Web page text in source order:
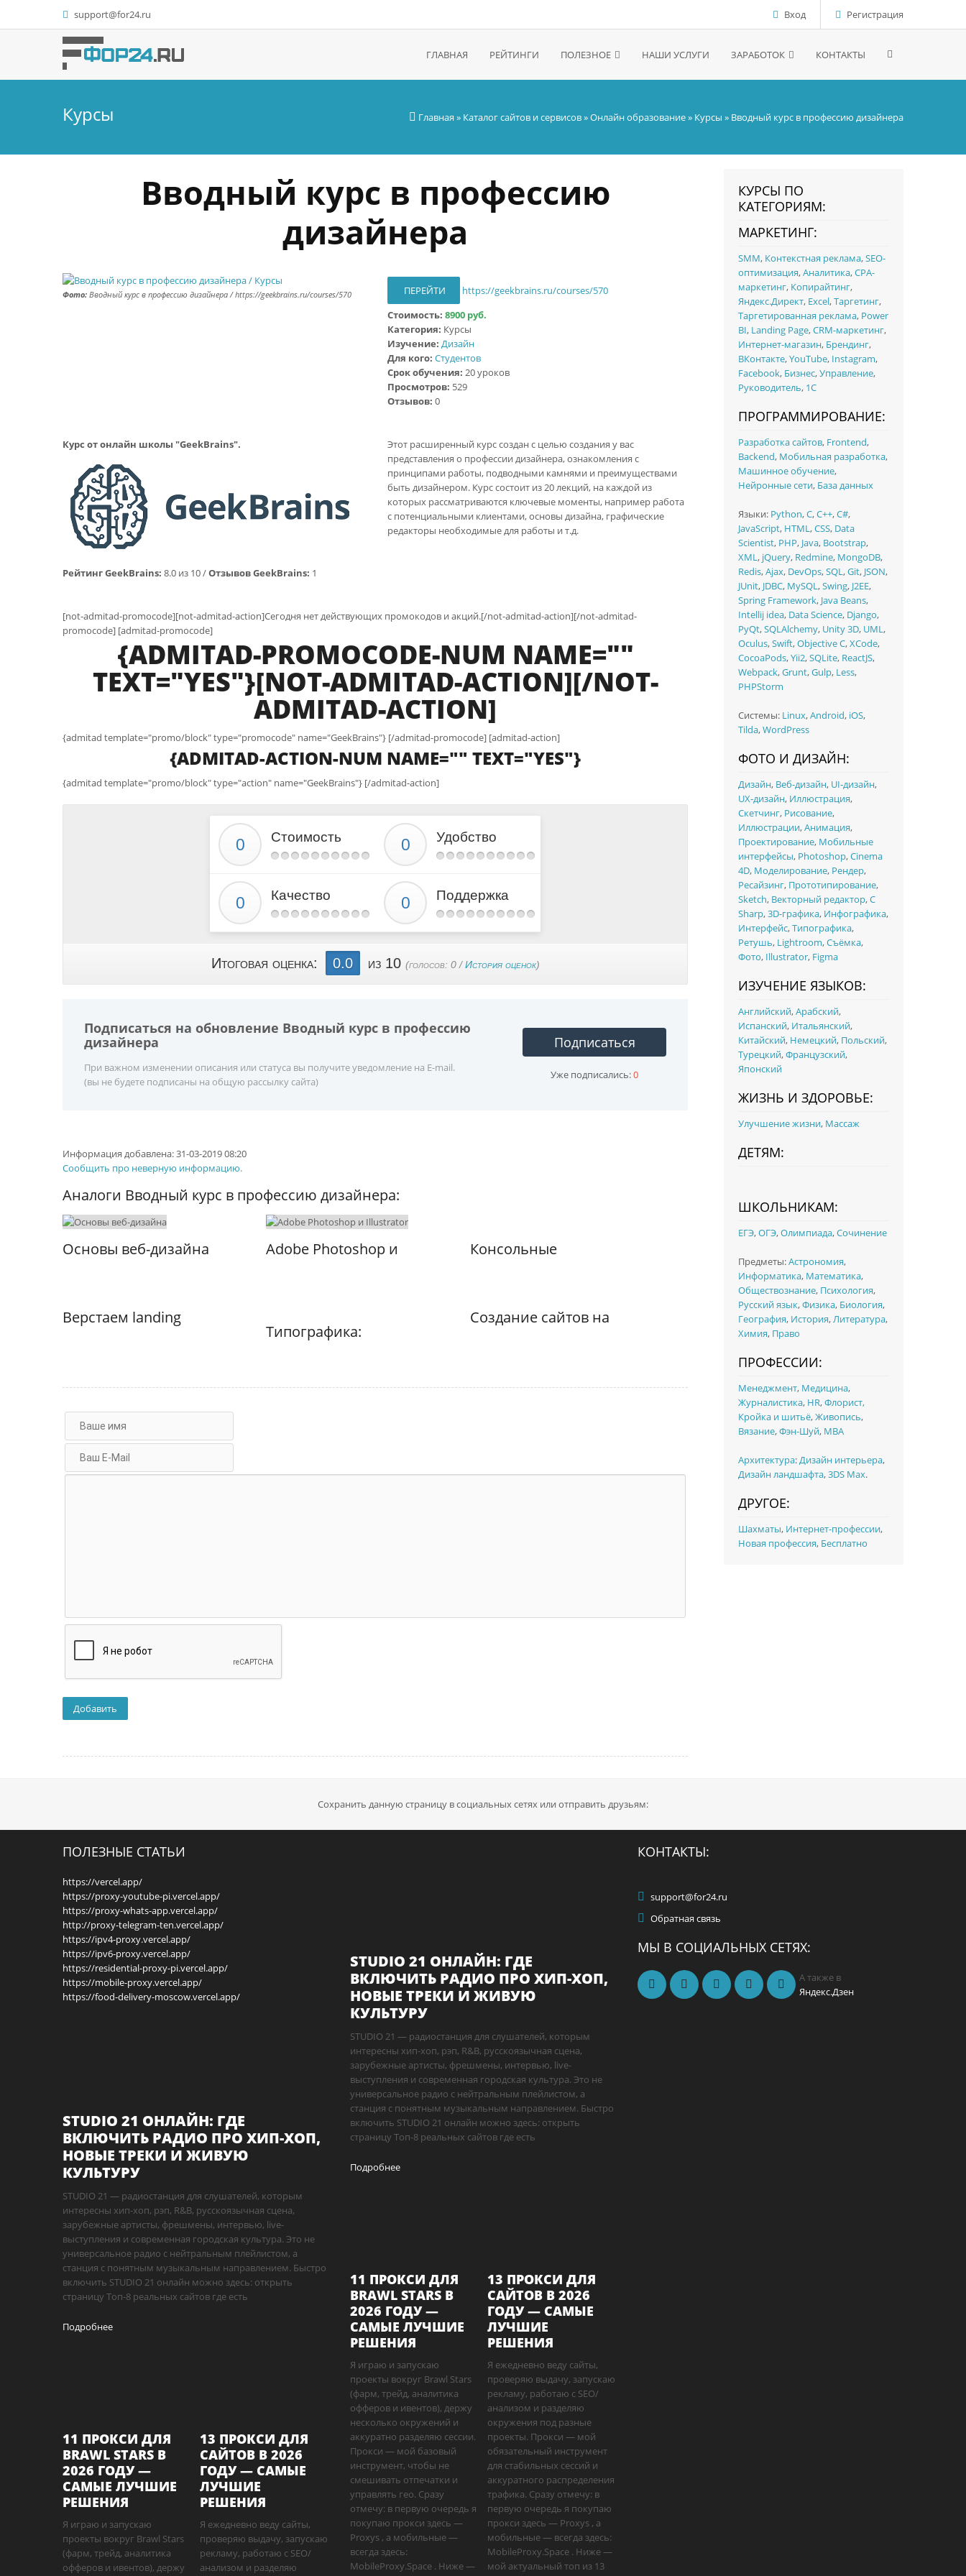
support@for24.ru Вход Регистрация
ГЛАВНАЯ РЕЙТИНГИ ПОЛЕЗНОЕ НАШИ УСЛУГИ ЗАРАБОТОК КОНТАКТЫ
Курсы Главная » Каталог сайтов и сервисов»Онлайн образование» Курсы » Вводный курс в профессию дизайнера
Вводный курс в профессию
дизайнера
Фото: Вводный курс в профессию дизайнера / https://geekbrains.ru/courses/570 ПЕРЕЙТИ
https://geekbrains.ru/courses/570
Стоимость: 8900 руб.
Категория: Курсы
Изучение: Дизайн
Для кого: Студентов
Срок обучения: 20 уроков
Просмотров: 529
Отзывов: 0
Курс от онлайн школы "GeekBrains".
Рейтинг GeekBrains: 8.0 из 10 /Отзывов GeekBrains: 1
Этот расширенный курс создан с целью создания у вас
представления о профессии дизайнера, ознакомления с
принципами работы, подводными камнями и преимуществами
быть дизайнером. Курс состоит из 20 лекций, на каждой из
которых рассматриваются ключевые моменты, например работа
с потенциальными клиентами, основы дизайна, графические
редакторы необходимые для работы и т.д.
[not-admitad-promocode][not-admitad-action]Сегодня нет действующих промокодов и акций.[/not-admitad-action][/not-admitad-
promocode] [admitad-promocode]
{ADMITAD-PROMOCODE-NUM NAME=""
TEXT="YES"}[NOT-ADMITAD-ACTION][/NOT-
ADMITAD-ACTION]
{admitad template="promo/block" type="promocode" name="GeekBrains"} [/admitad-promocode] [admitad-action]
{ADMITAD-ACTION-NUM NAME="" TEXT="YES"}
{admitad template="promo/block" type="action" name="GeekBrains"} [/admitad-action]
Стоимость Удобство
Качество Поддержка
Итоговая оценка: 0.0 из 10 (голосов: 0/История оценок)
Подписаться на обновление Вводный курс в профессию
дизайнера
При важном изменении описания или статуса вы получите уведомление на E-mail.
(вы не будете подписаны на общую рассылку сайта)
Подписаться
Уже подписались:0
Информация добавлена:31-03-2019 08:20
Сообщить про неверную информацию.
Аналоги Вводный курс в профессию дизайнера:
Основы веб-дизайна Adobe Photoshop и Консольные
Верстаем landing
Типографика:
Создание сайтов на
КУРСЫ ПО
КАТЕГОРИЯМ:
МАРКЕТИНГ:
SMM, Контекстная реклама,SEO-
оптимизация,Аналитика,CPA-
маркетинг, Копирайтинг,
Яндекс.Директ, Excel,Таргетинг,
Таргетированная реклама, Power
BI, Landing Page,CRM-маркетинг,
Интернет-магазин, Брендинг,
ВКонтакте,YouTube, Instagram,
Facebook, Бизнес,Управление,
Руководитель, 1C
ПРОГРАММИРОВАНИЕ:
Разработка сайтов, Frontend,
Backend, Мобильная разработка,
Машинное обучение,
Нейронные сети, База данных
Языки: Python,C,C++,C#,
JavaScript, HTML,CSS, Data
Scientist, PHP, Java, Bootstrap,
XML, jQuery, Redmine, MongoDB,
Redis,Ajax, DevOps,SQL,Git, JSON,
JUnit, JDBC, MySQL,Swing, J2EE,
Spring Framework, Java Beans,
Intellij idea, Data Science, Django,
PyQt,SQLAlchemy, Unity 3D, UML,
Oculus,Swift,Objective C,XCode,
CocoaPods,Yii2,SQLite, ReactJS,
Webpack,Grunt,Gulp, Less,
PHPStorm
Системы: Linux,Android, iOS,
Tilda,WordPress
ФОТО И ДИЗАЙН:
Дизайн, Веб-дизайн, UI‑дизайн,
UX‑дизайн, Иллюстрация,
Скетчинг, Рисование,
Иллюстрации,Анимация,
Проектирование, Мобильные
интерфейсы, Photoshop,Cinema
4D, Моделирование, Рендер,
Ресайзинг, Прототипирование,
Sketch, Векторный редактор,C
Sharp,3D-графика, Инфографика,
Интерфейс,Типографика,
Ретушь, Lightroom,Съёмка,
Фото, Illustrator, Figma
ИЗУЧЕНИЕ ЯЗЫКОВ:
Английский,Арабский,
Испанский, Итальянский,
Китайский, Немецкий, Польский,
Турецкий,Французский,
Японский
ЖИЗНЬ И ЗДОРОВЬЕ:
Улучшение жизни, Массаж
ДЕТЯМ:
ШКОЛЬНИКАМ:
ЕГЭ,ОГЭ,Олимпиада,Сочинение
Предметы:Астрономия,
Информатика, Математика,
Обществознание, Психология,
Русский язык,Физика, Биология,
География, История,Литература,
Химия, Право
ПРОФЕССИИ:
Менеджмент, Медицина,
Журналистика, HR,Флорист,
Кройка и шитьё,Живопись,
Вязание,Фэн-Шуй, MBA
Архитектура:Дизайн интерьера,
Дизайн ландшафта,3DS Max.
ДРУГОЕ:
Шахматы, Интернет-профессии,
Новая профессия, Бесплатно
Сохранить данную страницу в социальных сетях или отправить друзьям:
ПОЛЕЗНЫЕ СТАТЬИ
https://vercel.app/
https://proxy-youtube-pi.vercel.app/
https://proxy-whats-app.vercel.app/
http://proxy-telegram-ten.vercel.app/
https://ipv4-proxy.vercel.app/
https://ipv6-proxy.vercel.app/
https://residential-proxy-pi.vercel.app/
https://mobile-proxy.vercel.app/
https://food-delivery-moscow.vercel.app/
STUDIO 21 ОНЛАЙН: ГДЕ
ВКЛЮЧИТЬ РАДИО ПРО ХИП-ХОП,
НОВЫЕ ТРЕКИ И ЖИВУЮ
КУЛЬТУРУ
STUDIO 21 — радиостанция для слушателей, которым
интересны хип-хоп, рэп, R&B, русскоязычная сцена,
зарубежные артисты, фрешмены, интервью, live-
выступления и современная городская культура. Это не
универсальное радио с нейтральным плейлистом, а
станция с понятным музыкальным направлением. Быстро
включить STUDIO 21 онлайн можно здесь: открыть
страницу Топ-8 реальных сайтов где есть
Подробнее
11 ПРОКСИ ДЛЯ
BRAWL STARS В
2026 ГОДУ —
САМЫЕ ЛУЧШИЕ
РЕШЕНИЯ
Я играю и запускаю
проекты вокруг Brawl Stars
(фарм, трейд, аналитика
офферов и ивентов), держу
13 ПРОКСИ ДЛЯ
САЙТОВ В 2026
ГОДУ — САМЫЕ
ЛУЧШИЕ
РЕШЕНИЯ
Я ежедневно веду сайты,
проверяю выдачу, запускаю
рекламу, работаю с SEO/
анализом и разделяю
STUDIO 21 ОНЛАЙН: ГДЕ
ВКЛЮЧИТЬ РАДИО ПРО ХИП-ХОП,
НОВЫЕ ТРЕКИ И ЖИВУЮ
КУЛЬТУРУ
STUDIO 21 — радиостанция для слушателей, которым
интересны хип-хоп, рэп, R&B, русскоязычная сцена,
зарубежные артисты, фрешмены, интервью, live-
выступления и современная городская культура. Это не
универсальное радио с нейтральным плейлистом, а
станция с понятным музыкальным направлением. Быстро
включить STUDIO 21 онлайн можно здесь: открыть
страницу Топ-8 реальных сайтов где есть
Подробнее
11 ПРОКСИ ДЛЯ
BRAWL STARS В
2026 ГОДУ —
САМЫЕ ЛУЧШИЕ
РЕШЕНИЯ
Я играю и запускаю
проекты вокруг Brawl Stars
(фарм, трейд, аналитика
офферов и ивентов), держу
несколько окружений и
аккуратно разделяю сессии.
Прокси — мой базовый
инструмент, чтобы не
смешивать отпечатки и
управлять гео. Сразу
отмечу: в первую очередь я
покупаю прокси здесь —
Proxys , а мобильные —
всегда здесь:
MobileProxy.Space . Ниже —
13 ПРОКСИ ДЛЯ
САЙТОВ В 2026
ГОДУ — САМЫЕ
ЛУЧШИЕ
РЕШЕНИЯ
Я ежедневно веду сайты,
проверяю выдачу, запускаю
рекламу, работаю с SEO/
анализом и разделяю
окружения под разные
проекты. Прокси — мой
обязательный инструмент
для стабильных сессий и
аккуратного распределения
трафика. Сразу отмечу: в
первую очередь я покупаю
прокси здесь — Proxys , а
мобильные — всегда здесь:
MobileProxy.Space . Ниже —
мой актуальный топ из 13
КОНТАКТЫ:
support@for24.ru
Обратная связь
МЫ В СОЦИАЛЬНЫХ СЕТЯХ:
А также в
Яндекс.Дзен